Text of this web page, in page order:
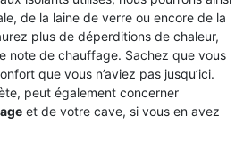
de la laine de verre ou encore de la
plus de déperditions de chaleur,
note de chauffage. Sachez que vous
que vous n’aviez pas jusqu’ici.
peut également concerner
et de votre cave, si vous en avez